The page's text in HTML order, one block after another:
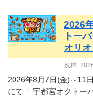
2026
トー
オリ
投稿:
2026年8月7日(金)～11
にて「 宇都宮オクトー